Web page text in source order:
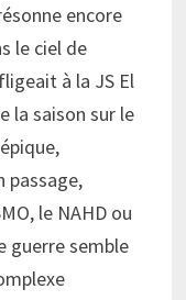
encore
le ciel de
à la JS El
la saison sur le
passage,
le NAHD ou
guerre semble